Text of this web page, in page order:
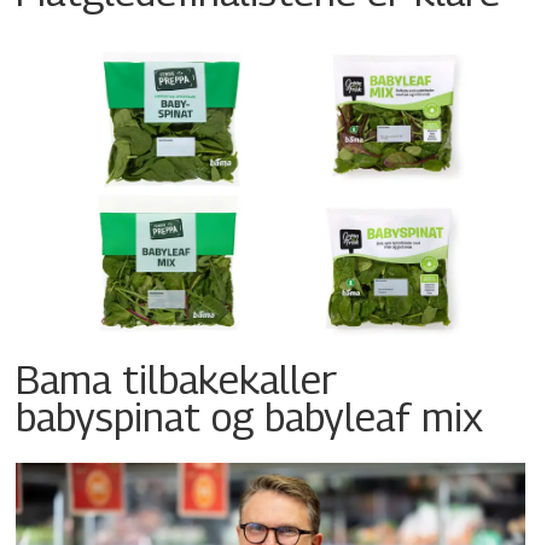
Bama tilbakekaller
babyspinat og babyleaf mix